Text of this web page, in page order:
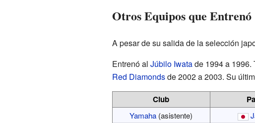
Otros Equipos que Entrenó
A pesar de su salida de la selección
Entrenó al Júbilo Iwatade 1994 a 1996.
Red Diamondsde 2002 a 2003. Su
Club
Yamaha (asistente)